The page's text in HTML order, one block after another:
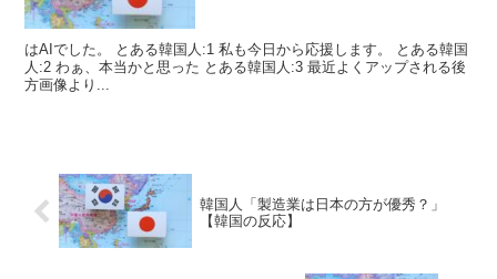
はAIでした。 とある韓国人:1 私も今日から応援します。 とある韓国
人:2 わぁ、本当かと思った とある韓国人:3 最近よくアップされる後
方画像より...
韓国人「製造業は日本の方が優秀？」
【韓国の反応】